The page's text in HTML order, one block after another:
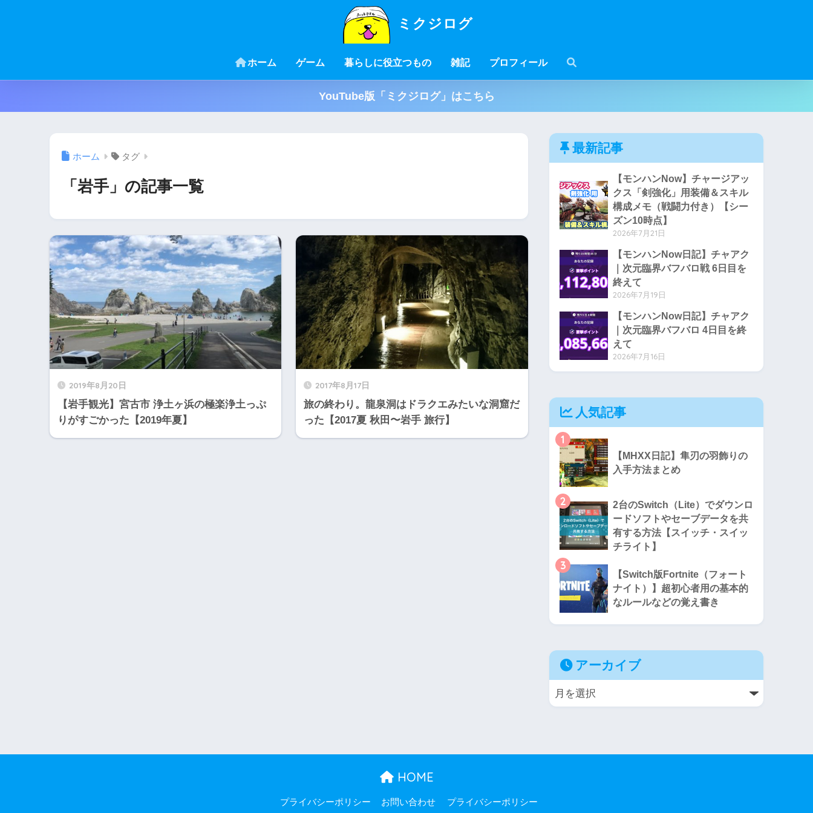
ミクジログ
ホーム ゲーム 暮らしに役立つもの 雑記 プロフィール
YouTube版「ミクジログ」はこちら
ホーム タグ
「岩手」の記事一覧
2019年8月20日
【岩手観光】宮古市 浄土ヶ浜の極楽浄土っぷ
りがすごかった【2019年夏】
2017年8月17日
旅の終わり。龍泉洞はドラクエみたいな洞窟だ
った【2017夏 秋田〜岩手 旅行】
最新記事
【モンハンNow】チャージアッ
クス「剣強化」用装備＆スキル
構成メモ（戦闘力付き）【シー
ズン10時点】
2026年7月21日
【モンハンNow日記】チャアク
｜次元臨界バフバロ戦 6日目を
終えて
2026年7月19日
【モンハンNow日記】チャアク
｜次元臨界バフバロ 4日目を終
えて
2026年7月16日
人気記事
1
【MHXX日記】隼刃の羽飾りの
入手方法まとめ
2
2台のSwitch（Lite）でダウンロ
ードソフトやセーブデータを共
有する方法【スイッチ・スイッ
チライト】
3
【Switch版Fortnite（フォート
ナイト）】超初心者用の基本的
なルールなどの覚え書き
アーカイブ
HOME
プライバシーポリシー お問い合わせ プライバシーポリシー